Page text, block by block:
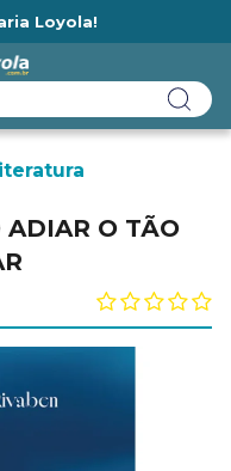
Loyola!
ADIAR O TÃO